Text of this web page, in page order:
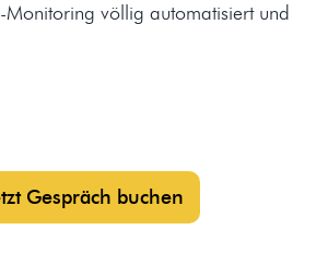
völlig automatisiert und
Gespräch buchen